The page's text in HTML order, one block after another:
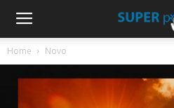
Home Novo